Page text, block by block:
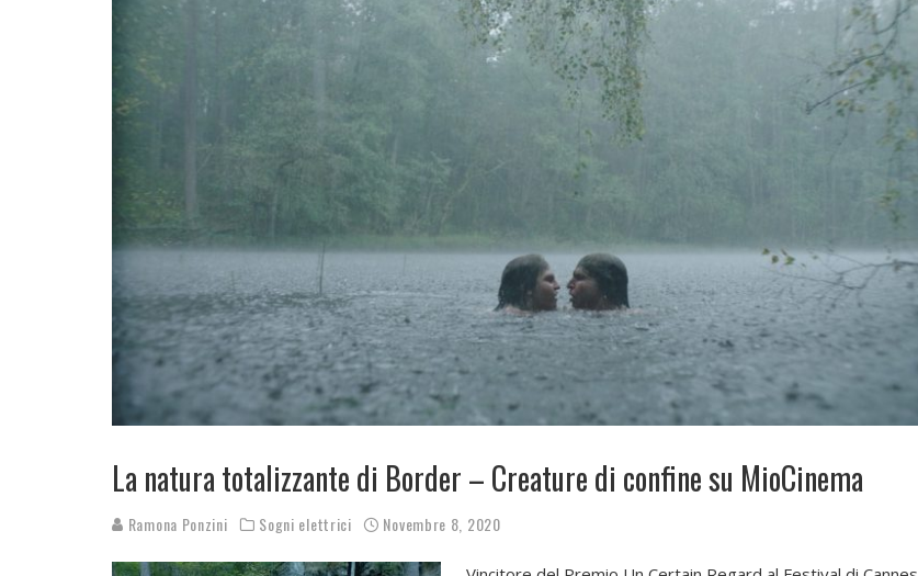
La natura totalizzante di Border – Creature di confine su MioCinema
Ramona Ponzini Sogni elettrici Novembre 8, 2020